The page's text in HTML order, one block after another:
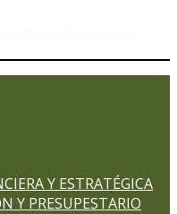
Y ESTRATÉGICA
Y PRESUPESTARIO